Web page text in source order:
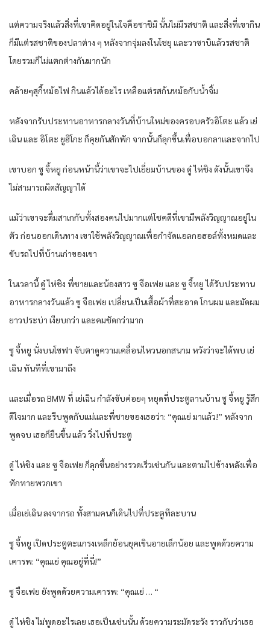
แต่ความจริงแล้วสิ่งที่เขาคิดอยู่ในใจคือซาชิมิ นั้นไม่มีรสชาติ และสิ่งที่เขากิน
ก็มีแต่รสชาติของปลาต่าง ๆ หลังจากจุ่มลงในโชยุ และวาซาบิแล้วรสชาติ
โดยรวมก็ไม่แตกต่างกันมากนัก
คล้ายๆสุกี้หม้อไฟ กินแล้วได้อะไร เหลือแต่รสก้นหม้อกับน้ำจิ้ม
หลังจากรับประทานอาหารกลางวันที่บ้านใหม่ของครอบครัวอิโตะ แล้ว เย่
เฉิน และ อิโตะ ยูฮิโกะ ก็คุยกันสักพัก จากนั้นก็ลุกขึ้นเพื่อบอกลาและจากไป
เขาบอก ซู จี้หยู ก่อนหน้านี้ว่าเขาจะไปเยี่ยมบ้านของ ดู๋ ไห่ชิง ดังนั้นเขาจึง
ไม่สามารถผิดสัญญาได้
แม้ว่าเขาจะดื่มสาเกกับทั้งสองคนไปมากแต่โชคดีที่เขามีพลังวิญญาณอยู่ใน
ตัว ก่อนออกเดินทาง เขาใช้พลังวิญญาณเพื่อกำจัดแอลกอฮอล์ทั้งหมดและ
ขับรถไปที่บ้านเก่าของเขา
ในเวลานี้ ดู๋ ไห่ชิง พี่ชายและน้องสาว ซู จือเฟย และ ซู จี้หยู ได้รับประทาน
อาหารกลางวันแล้ว ซู จือเฟย เปลี่ยนเป็นเสื้อผ้าที่สะอาด โกนผม และมัดผม
ยาวประบ่า เงียบกว่า และคมชัดกว่ามาก
ซู จี้หยู นั่งบนโซฟา จับตาดูความเคลื่อนไหวนอกสนาม หวังว่าจะได้พบ เย่
เฉิน ทันทีที่เขามาถึง
และเมื่อรถ BMW ที่ เย่เฉิน กำลังขับค่อยๆ หยุดที่ประตูลานบ้าน ซู จี้หยู รู้สึก
ดีใจมาก และรีบพูดกับแม่และพี่ชายของเธอว่า: “คุณเย่ มาแล้ว!” หลังจาก
พูดจบ เธอก็ยืนขึ้น แล้ว วิ่งไปที่ประตู
ดู๋ ไห่ชิง และ ซู จือเฟย ก็ลุกขึ้นอย่างรวดเร็วเช่นกัน และตามไปข้างหลังเพื่อ
ทักทายพวกเขา
เมื่อเย่เฉิน ลงจากรถ ทั้งสามคนก็เดินไปที่ประตูทีละบาน
ซู จี้หยู เปิดประตูตะแกรงเหล็กย้อนยุคเขินอายเล็กน้อย และพูดด้วยความ
เคารพ: “คุณเย่ คุณอยู่ที่นี่!”
ซู จือเฟย ยังพูดด้วยความเคารพ: “คุณเย่ … “
ดู๋ ไห่ชิง ไม่พูดอะไรเลย เธอเป็นเช่นนั้น ด้วยความระมัดระวัง ราวกับว่าเธอ